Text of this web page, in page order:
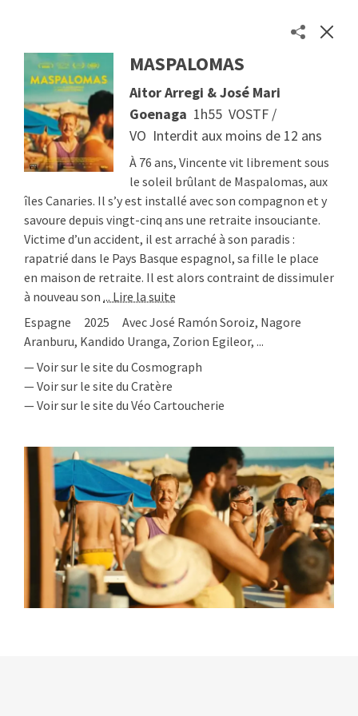
MASPALOMAS
Aitor Arregi & José Mari
Goenaga 1h55 VOSTF /
VO Interdit aux moins de 12 ans
À 76 ans, Vincente vit librement sous
le soleil brûlant de Maspalomas, aux
îles Canaries. Il s’y est installé avec son compagnon et y
savoure depuis vingt-cinq ans une retraite insouciante.
Victime d’un accident, il est arraché à son paradis :
rapatrié dans le Pays Basque espagnol, sa fille le place
en maison de retraite. Il est alors contraint de dissimuler
à nouveau son ... Lire la suite
Espagne
2025
Avec José Ramón Soroiz, Nagore
Aranburu, Kandido Uranga, Zorion Egileor, ...
— Voir sur le site du Cosmograph
— Voir sur le site du Cratère
— Voir sur le site du Véo Cartoucherie
Les séances des cinémas toulousains en un clic
Séances
Cinémas
À propos
Contact
© 2026Etienne Delcambre